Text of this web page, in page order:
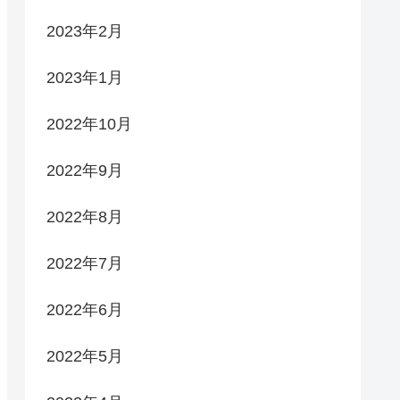
2023年2月
2023年1月
2022年10月
2022年9月
2022年8月
2022年7月
2022年6月
2022年5月